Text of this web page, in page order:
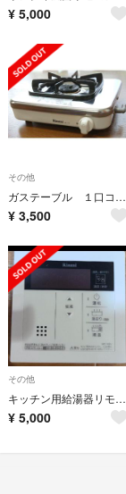
¥ 5,000
その他
ガステーブル １口コンロ KG-11C-12A13A
¥ 3,500
その他
キッチン用給湯器リモコン
¥ 5,000